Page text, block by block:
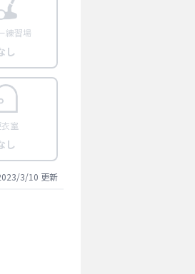
練習場
し
室
し
3/10 更新